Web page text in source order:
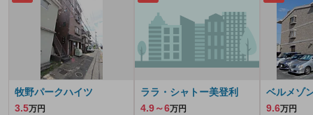
牧野パークハイツ
3.5万円
ララ・シャトー美登利
4.9～6万円
ベルメゾ
9.6万円